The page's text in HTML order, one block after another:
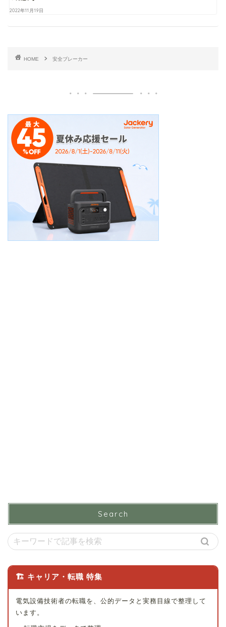
2022年11月19日
HOME 安全ブレーカー
Search
🏗 キャリア・転職 特集
電気設備技術者の転職を、公的データと実務目線で整理して
います。